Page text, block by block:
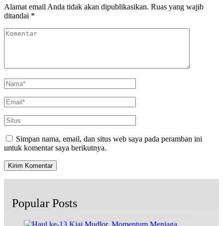
Alamat email Anda tidak akan dipublikasikan. Ruas yang wajib
ditandai *
Simpan nama, email, dan situs web saya pada peramban ini
untuk komentar saya berikutnya.
Popular Posts